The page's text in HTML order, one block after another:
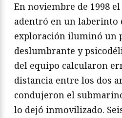
En noviembre de 1998
adentró en un laberinto
exploración iluminó un
deslumbrante y
del equipo calcularon
distancia entre los dos
condujeron el
lo dejó inmovilizado.